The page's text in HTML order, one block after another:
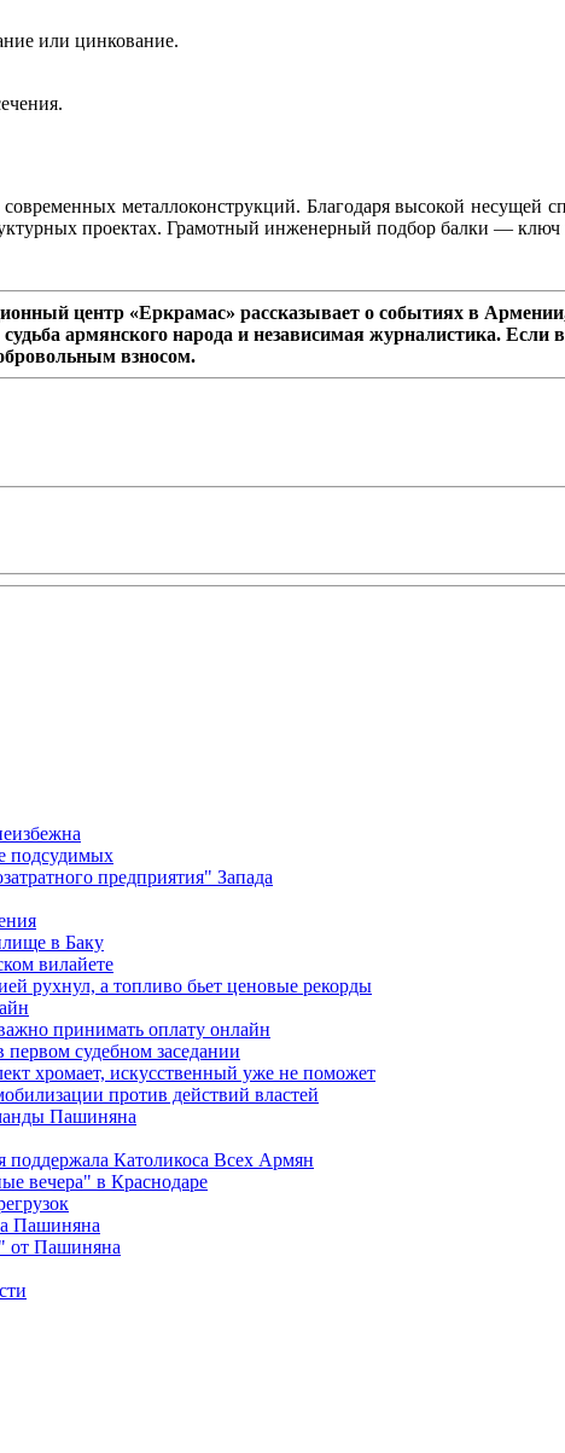
или цинкование.
металлоконструкций. Благодаря высокой несущей
проектах. Грамотный инженерный подбор балки — ключ
центр «Еркрамас» рассказывает о событиях в
армянского народа и независимая журналистика.
взносом.
подсудимых
предприятия" Запада
в Баку
вилайете
рухнул, а топливо бьет ценовые рекорды
принимать оплату онлайн
судебном заседании
хромает, искусственный уже не поможет
против действий властей
Пашиняна
поддержала Католикоса Всех Армян
вечера" в Краснодаре
Пашиняна
от Пашиняна